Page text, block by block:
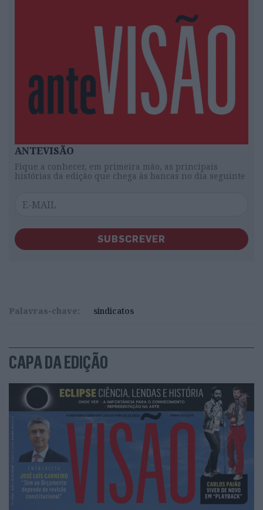
ANTEVISÃO
Fique a conhecer, em primeira mão, as principais
histórias da edição que chega às bancas no dia seguinte
SUBSCREVER
Palavras-chave: sindicatos
CAPA DA EDIÇÃO